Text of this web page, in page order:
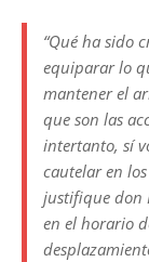
“Qué ha sido
equiparar lo
mantener el
que son las
intertanto, sí
cautelar en
justifique don
en el horario